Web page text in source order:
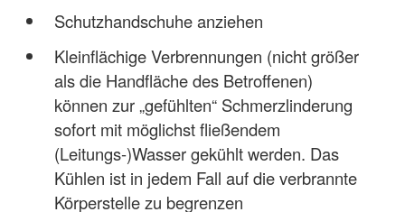
Schutzhandschuhe anziehen
Kleinflächige Verbrennungen (nicht größer
als die Handfläche des Betroffenen)
können zur „gefühlten“ Schmerzlinderung
sofort mit möglichst fließendem
(Leitungs-)Wasser gekühlt werden. Das
Kühlen ist in jedem Fall auf die verbrannte
Körperstelle zu begrenzen